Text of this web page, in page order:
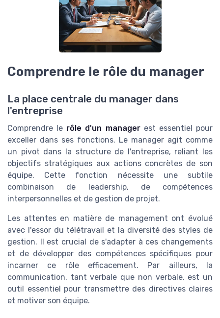
Comprendre le rôle du manager
La place centrale du manager dans
l'entreprise
Comprendre le rôle d'un managerest essentiel pour
exceller dans ses fonctions. Le manager agit comme
un pivot dans la structure de l'entreprise, reliant les
objectifs stratégiques aux actions concrètes de son
équipe. Cette fonction nécessite une subtile
combinaison de leadership, de compétences
interpersonnelles et de gestion de projet.
Les attentes en matière de management ont évolué
avec l'essor du télétravail et la diversité des styles de
gestion. Il est crucial de s'adapter à ces changements
et de développer des compétences spécifiques pour
incarner ce rôle efficacement. Par ailleurs, la
communication, tant verbale que non verbale, est un
outil essentiel pour transmettre des directives claires
et motiver son équipe.